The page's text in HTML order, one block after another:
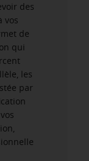
des
vos
de
qui
les
par